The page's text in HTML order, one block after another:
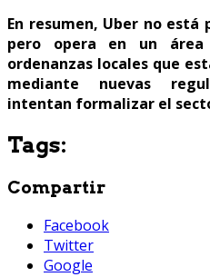
En resumen, Uber no
pero opera en un
ordenanzas locales que
mediante nuevas
intentan formalizar el
Tags:
Compartir
Facebook
Twitter
Google